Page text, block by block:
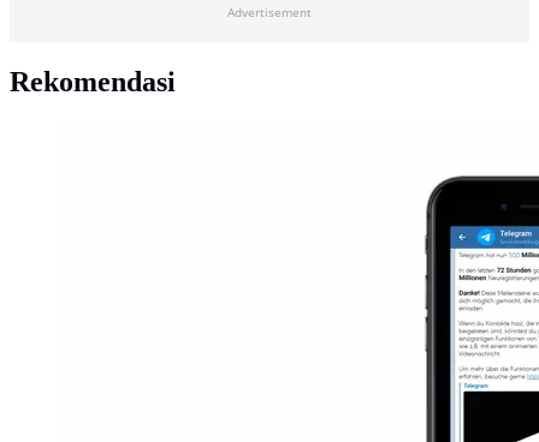
Advertisement
Rekomendasi